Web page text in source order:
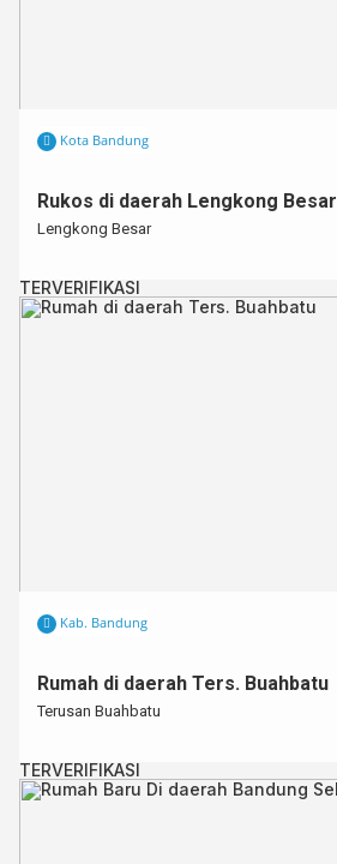
Kota Bandung
Rukos di daerah Lengkong Besar
Lengkong Besar
TERVERIFIKASI
Kab. Bandung
Rumah di daerah Ters. Buahbatu
Terusan Buahbatu
TERVERIFIKASI